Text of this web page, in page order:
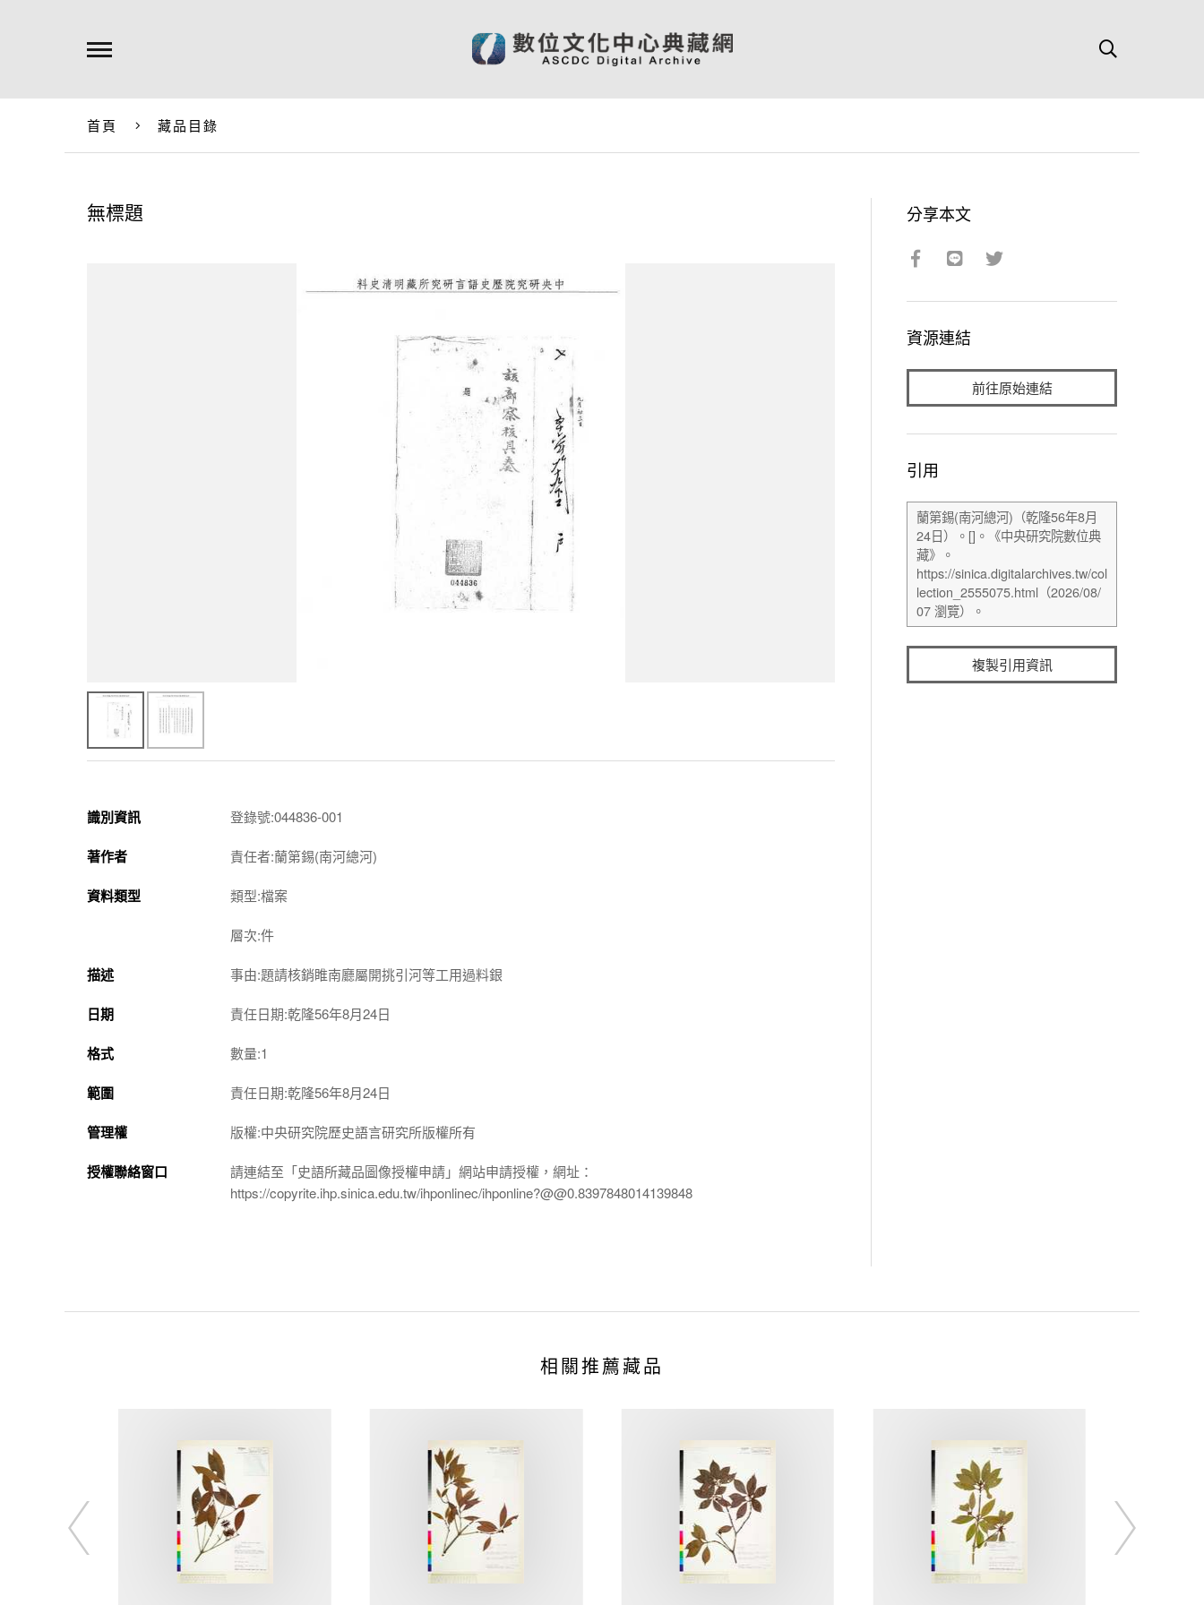
首頁 藏品目錄
無標題
識別資訊 登錄號:044836-001
著作者 責任者:蘭第錫(南河總河)
資料類型 類型:檔案
層次:件
描述 事由:題請核銷睢南廳屬開挑引河等工用過料銀
日期 責任日期:乾隆56年8月24日
格式 數量:1
範圍 責任日期:乾隆56年8月24日
管理權 版權:中央研究院歷史語言研究所版權所有
授權聯絡窗口
請連結至「史語所藏品圖像授權申請」網站申請授權，網址：
https://copyrite.ihp.sinica.edu.tw/ihponlinec/ihponline?@@0.8397848014139848
分享本文
資源連結
前往原始連結
引用
複製引用資訊
相關推薦藏品